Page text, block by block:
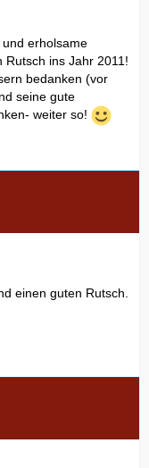
erholsame
ins Jahr 2011!
bedanken (vor
seine gute
weiter so!
einen guten Rutsch.